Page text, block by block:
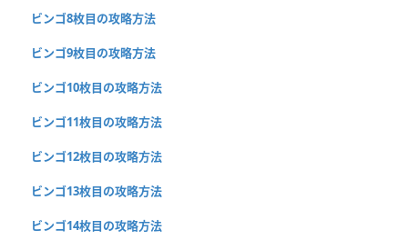
ビンゴ8枚目の攻略方法
ビンゴ9枚目の攻略方法
ビンゴ10枚目の攻略方法
ビンゴ11枚目の攻略方法
ビンゴ12枚目の攻略方法
ビンゴ13枚目の攻略方法
ビンゴ14枚目の攻略方法